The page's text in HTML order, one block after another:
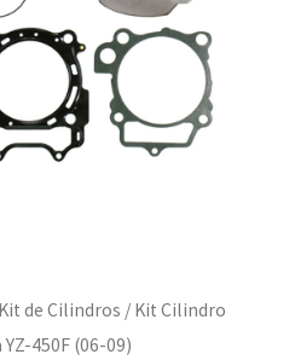
Kit de Cilindros / Kit Cilindro
450F (06-09)